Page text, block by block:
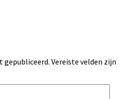
gepubliceerd. Vereiste velden zijn